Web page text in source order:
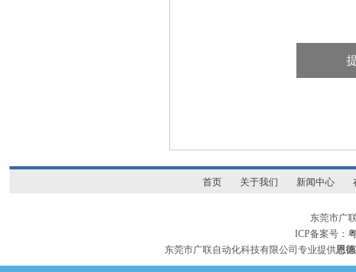
首页 关于我们 新闻中心
东莞市广
ICP备案号：
东莞市广联自动化科技有限公司专业提供恩